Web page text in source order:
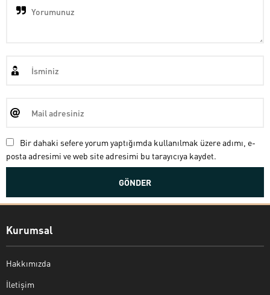
Bir dahaki sefere yorum yaptığımda kullanılmak üzere adımı, e-
posta adresimi ve web site adresimi bu tarayıcıya kaydet.
Kurumsal
Hakkımızda
İletişim